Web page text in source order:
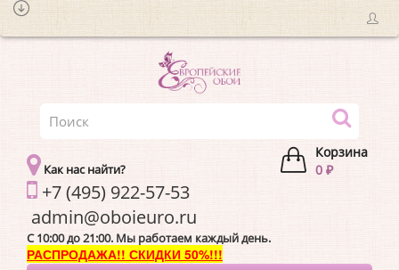
Корзина
0 ₽
Как нас найти?
+7 (495) 922-57-53
C 10:00 до 21:00. Мы работаем каждый день.
РАСПРОДАЖА!! СКИДКИ 50%!!!